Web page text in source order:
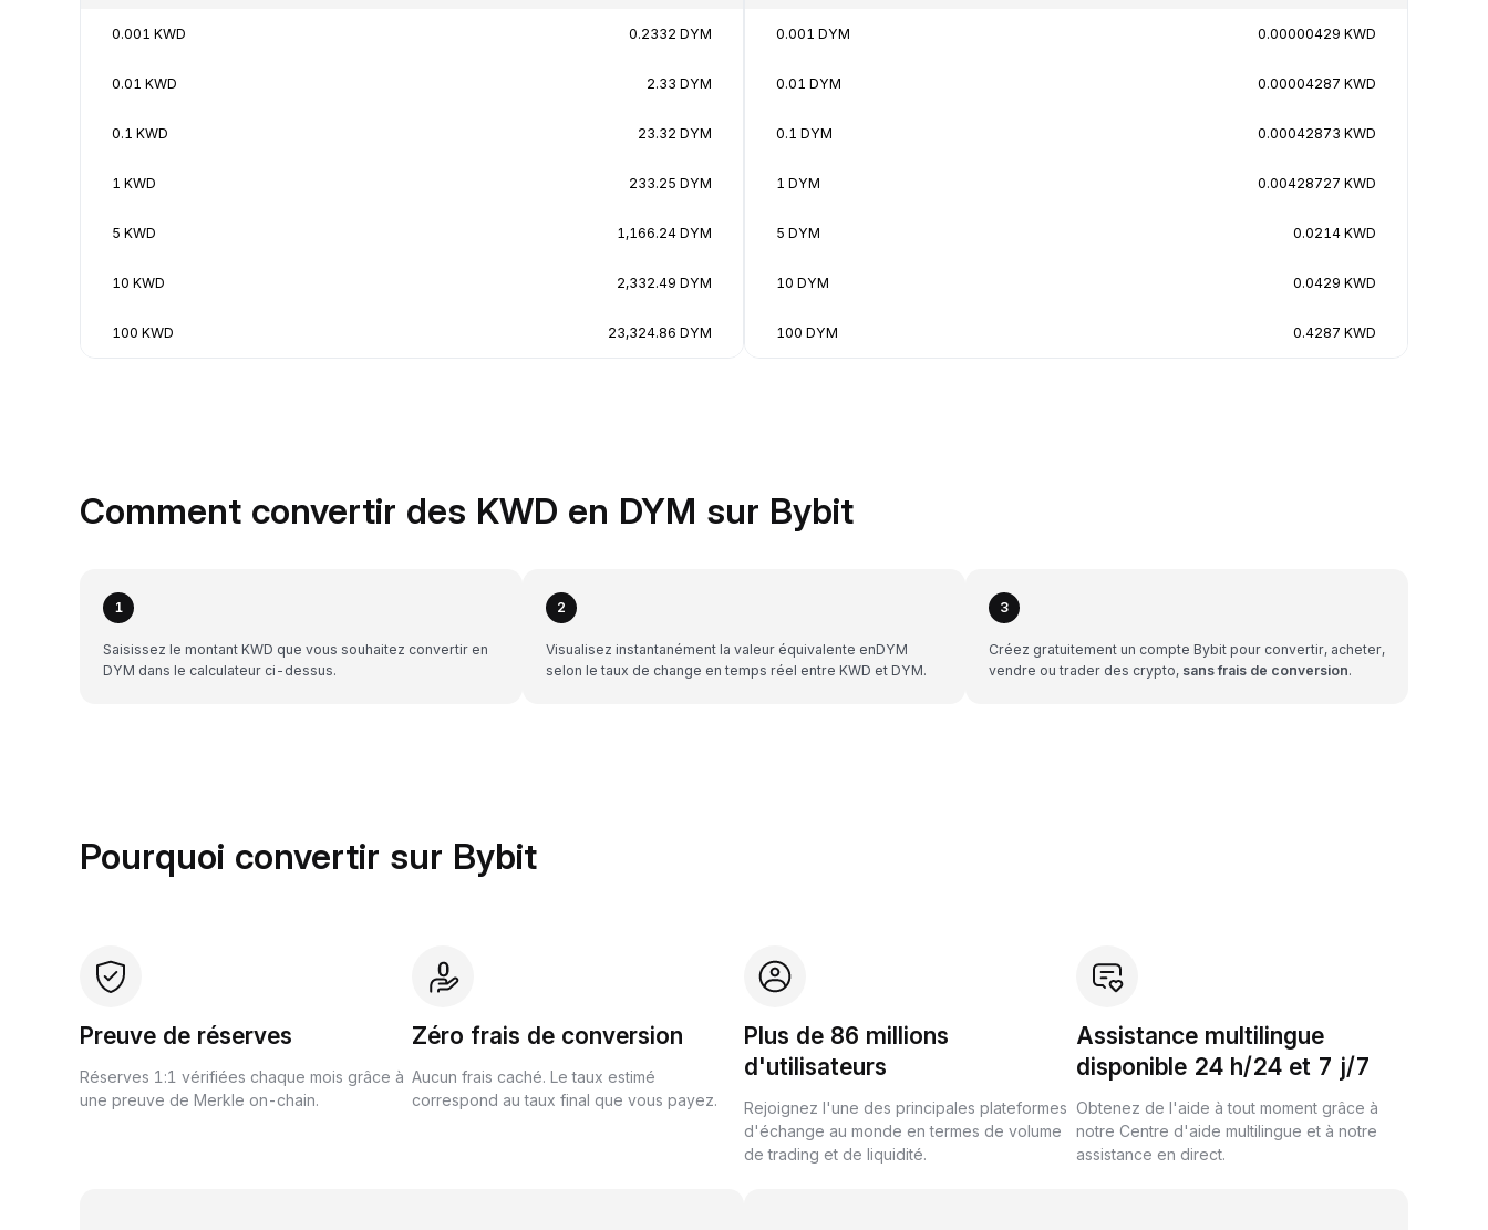
0.001 KWD 0.2332 DYM
0.01 KWD 2.33 DYM
0.1 KWD 23.32 DYM
1 KWD 233.25 DYM
5 KWD 1,166.24 DYM
10 KWD 2,332.49 DYM
100 KWD 23,324.86 DYM
0.001 DYM 0.00000429 KWD
0.01 DYM 0.00004287 KWD
0.1 DYM 0.00042873 KWD
1 DYM 0.00428727 KWD
5 DYM 0.0214 KWD
10 DYM 0.0429 KWD
100 DYM 0.4287 KWD
Comment convertir des KWD en DYM sur Bybit
1
Saisissez le montant KWD que vous souhaitez convertir en
DYM dans le calculateur ci-dessus.
2
Visualisez instantanément la valeur équivalente enDYM
selon le taux de change en temps réel entre KWD et DYM.
3
Créez gratuitement un compte Bybit pour convertir, acheter,
vendre ou trader des crypto, sans frais de conversion.
Pourquoi convertir sur Bybit
Preuve de réserves
Réserves 1:1 vérifiées chaque mois grâce à
une preuve de Merkle on-chain.
Zéro frais de conversion
Aucun frais caché. Le taux estimé
correspond au taux final que vous payez.
Plus de 86 millions
d'utilisateurs
Rejoignez l'une des principales plateformes
d'échange au monde en termes de volume
de trading et de liquidité.
Assistance multilingue
disponible 24 h/24 et 7 j/7
Obtenez de l'aide à tout moment grâce à
notre Centre d'aide multilingue et à notre
assistance en direct.